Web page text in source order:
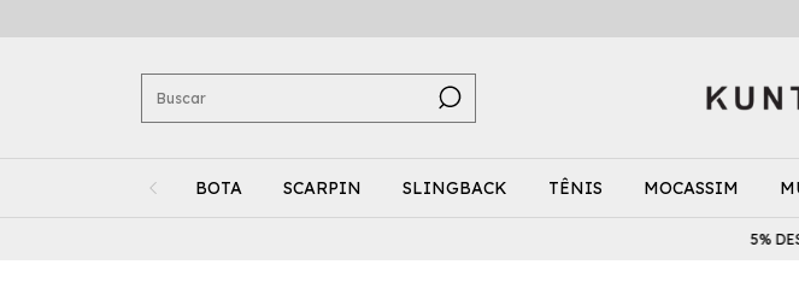
BOTA SCARPIN SLINGBACK TÊNIS MOCASSIM
5%